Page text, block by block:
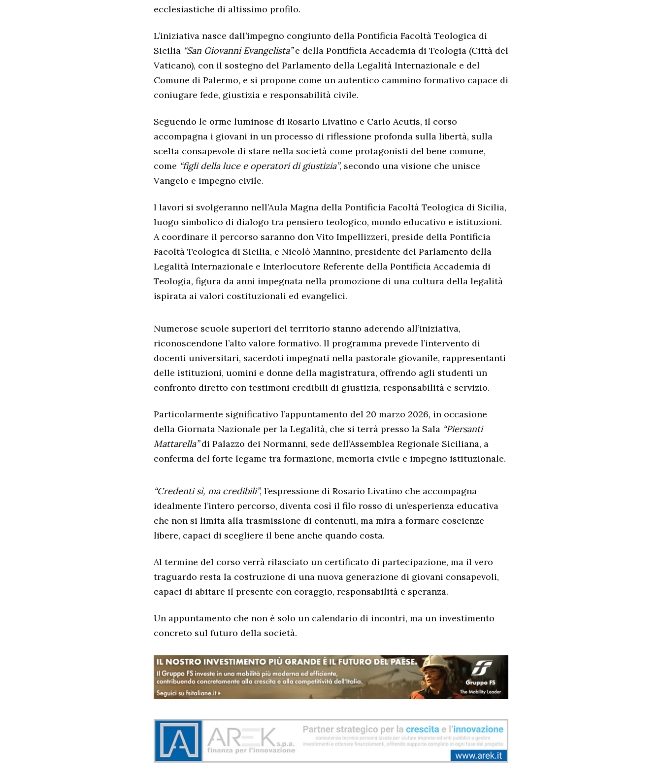
ecclesiastiche di altissimo profilo.
L’iniziativa nasce dall’impegno congiunto della Pontificia Facoltà Teologica di
Sicilia “San Giovanni Evangelista”e della Pontificia Accademia di Teologia (Città del
Vaticano), con il sostegno del Parlamento della Legalità Internazionale e del
Comune di Palermo, e si propone come un autentico cammino formativo capace di
coniugare fede, giustizia e responsabilità civile.
Seguendo le orme luminose di Rosario Livatino e Carlo Acutis, il corso
accompagna i giovani in un processo di riflessione profonda sulla libertà, sulla
scelta consapevole di stare nella società come protagonisti del bene comune,
come “figli della luce e operatori di giustizia”, secondo una visione che unisce
Vangelo e impegno civile.
I lavori si svolgeranno nell’Aula Magna della Pontificia Facoltà Teologica di Sicilia,
luogo simbolico di dialogo tra pensiero teologico, mondo educativo e istituzioni.
A coordinare il percorso saranno don Vito Impellizzeri, preside della Pontificia
Facoltà Teologica di Sicilia, e Nicolò Mannino, presidente del Parlamento della
Legalità Internazionale e Interlocutore Referente della Pontificia Accademia di
Teologia, figura da anni impegnata nella promozione di una cultura della legalità
ispirata ai valori costituzionali ed evangelici.
Numerose scuole superiori del territorio stanno aderendo all’iniziativa,
riconoscendone l’alto valore formativo. Il programma prevede l’intervento di
docenti universitari, sacerdoti impegnati nella pastorale giovanile, rappresentanti
delle istituzioni, uomini e donne della magistratura, offrendo agli studenti un
confronto diretto con testimoni credibili di giustizia, responsabilità e servizio.
Particolarmente significativo l’appuntamento del 20 marzo 2026, in occasione
della Giornata Nazionale per la Legalità, che si terrà presso la Sala “Piersanti
Mattarella”di Palazzo dei Normanni, sede dell’Assemblea Regionale Siciliana, a
conferma del forte legame tra formazione, memoria civile e impegno istituzionale.
“Credenti sì, ma credibili”, l’espressione di Rosario Livatino che accompagna
idealmente l’intero percorso, diventa così il filo rosso di un’esperienza educativa
che non si limita alla trasmissione di contenuti, ma mira a formare coscienze
libere, capaci di scegliere il bene anche quando costa.
Al termine del corso verrà rilasciato un certificato di partecipazione, ma il vero
traguardo resta la costruzione di una nuova generazione di giovani consapevoli,
capaci di abitare il presente con coraggio, responsabilità e speranza.
Un appuntamento che non è solo un calendario di incontri, ma un investimento
concreto sul futuro della società.